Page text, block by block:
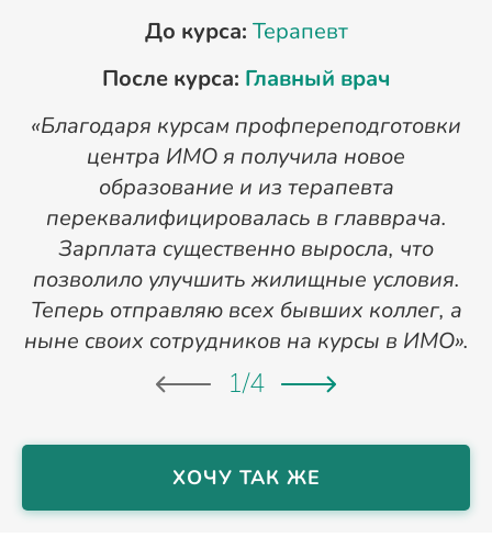
До курса: Терапевт
После курса: Главный врач
«Благодаря курсам профпереподготовки
центра ИМО я получила новое
образование и из терапевта
переквалифицировалась в главврача.
Зарплата существенно выросла, что
позволило улучшить жилищные условия.
Теперь отправляю всех бывших коллег, а
ныне своих сотрудников на курсы в ИМО».
1/4
ХОЧУ ТАК ЖЕ